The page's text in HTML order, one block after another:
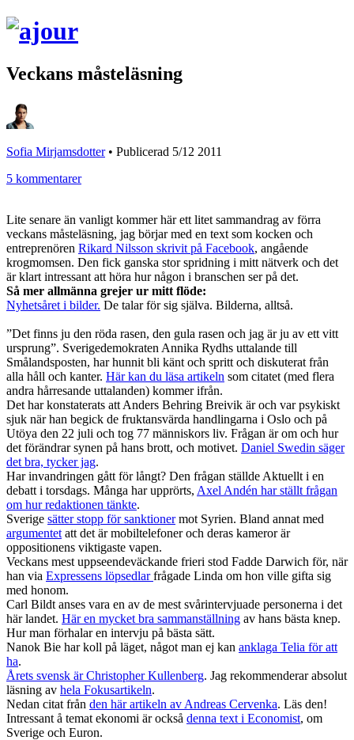
Veckans måsteläsning
Sofia Mirjamsdotter• Publicerad 5/12 2011
5 kommentarer
Lite senare än vanligt kommer här ett litet sammandrag av förra
veckans måsteläsning, jag börjar med en text som kocken och
entreprenören Rikard Nilsson skrivit på Facebook, angående
krogmomsen. Den fick ganska stor spridning i mitt nätverk och det
är klart intressant att höra hur någon i branschen ser på det.
Så mer allmänna grejer ur mitt flöde:
Nyhetsåret i bilder. De talar för sig själva. Bilderna, alltså.
”Det finns ju den röda rasen, den gula rasen och jag är ju av ett vitt
ursprung”. Sverigedemokraten Annika Rydhs uttalande till
Smålandsposten, har hunnit bli känt och spritt och diskuterat från
alla håll och kanter. Här kan du läsa artikeln som citatet (med flera
andra hårresande uttalanden) kommer ifrån.
Det har konstaterats att Anders Behring Breivik är och var psykiskt
sjuk när han begick de fruktansvärda handlingarna i Oslo och på
Utöya den 22 juli och tog 77 människors liv. Frågan är om och hur
det förändrar synen på hans brott, och motivet. Daniel Swedin säger
det bra, tycker jag.
Har invandringen gått för långt? Den frågan ställde Aktuellt i en
debatt i torsdags. Många har upprörts, Axel Andén har ställt frågan
om hur redaktionen tänkte.
Sverige sätter stopp för sanktionermot Syrien. Bland annat med
argumentet att det är mobiltelefoner och deras kameror är
oppositionens viktigaste vapen.
Veckans mest uppseendeväckande frieri stod Fadde Darwich för, när
han via Expressens löpsedlarfrågade Linda om hon ville gifta sig
med honom.
Carl Bildt anses vara en av de mest svårintervjuade personerna i det
här landet. Här en mycket bra sammanställning av hans bästa knep.
Hur man förhalar en intervju på bästa sätt.
Nanok Bie har koll på läget, något man ej kan anklaga Telia för att
ha.
Årets svensk är Christopher Kullenberg. Jag rekommenderar absolut
läsning av hela Fokusartikeln.
Nedan citat från den här artikeln av Andreas Cervenka. Läs den!
Intressant å temat ekonomi är också denna text i Economist, om
Sverige och Euron.